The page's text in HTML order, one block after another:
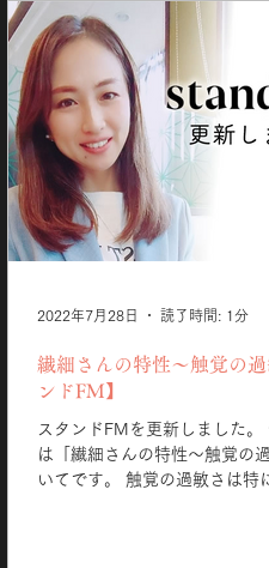
繊細さんの特性〜触覚の過
ンドFM】
スタンドFMを更新しました。 今回のテーマ
は「繊細さんの特性〜触覚の
いてです。 触覚の過敏さは特に子どもに出や
2022年7月28日 読了時間: 1分